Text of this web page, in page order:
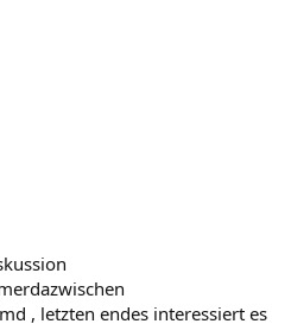
, letzten endes interessiert es